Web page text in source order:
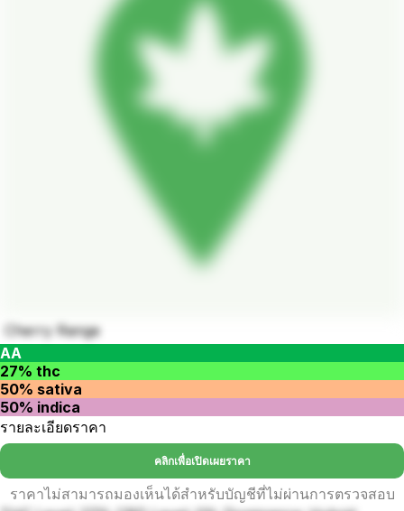
Cherry Range
AA
27% thc
50% sativa
50% indica
รายละเอียดราคา
คลิกเพื่อเปิดเผยราคา
ราคาไม่สามารถมองเห็นได้สำหรับบัญชีที่ไม่ผ่านการตรวจสอบ